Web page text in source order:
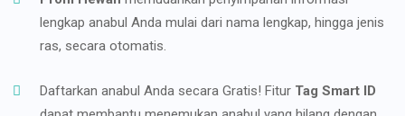
lengkap anabul Anda mulai dari nama lengkap, hingga jenis
ras, secara otomatis.
Daftarkan anabul Anda secara Gratis! Fitur Tag Smart ID